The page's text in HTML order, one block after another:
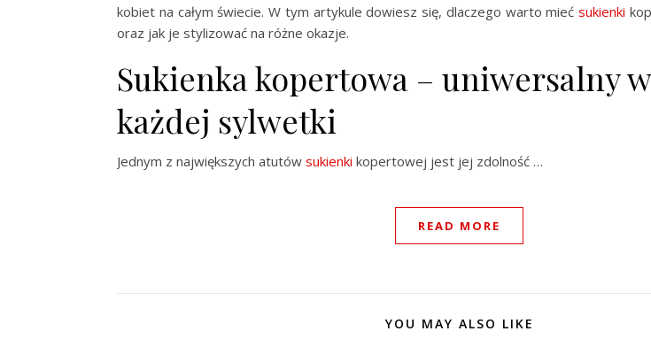
kobiet na całym świecie. W tym artykule dowiesz się, dlaczego warto mieć sukienki
oraz jak je stylizować na różne okazje.
Sukienka kopertowa – uniwersalny
każdej sylwetki
Jednym z największych atutów sukienki kopertowej jest jej zdolność …
READ MORE
YOU MAY ALSO LIKE